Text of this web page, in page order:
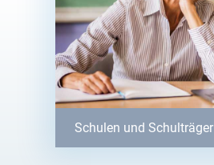
Schulen und Schulträger